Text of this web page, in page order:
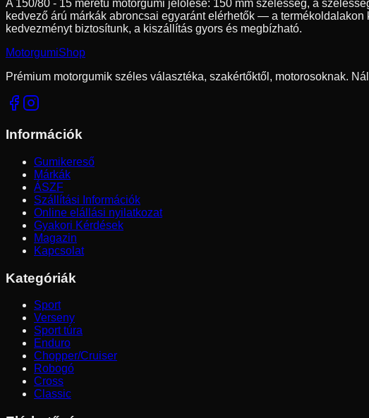
A 150/80 - 15 méretű motorgumi jelölése: 150 mm szélesség, a
kedvező árú márkák abroncsai egyaránt elérhetők — a
kedvezményt biztosítunk, a kiszállítás gyors és megbízható.
MotorgumiShop
Prémium motorgumik széles választéka, szakértőktől, motorosoknak.
Információk
Gumikereső
Márkák
ÁSZF
Szállítási Információk
Online elállási nyilatkozat
Gyakori Kérdések
Magazin
Kapcsolat
Kategóriák
Sport
Verseny
Sport túra
Enduro
Chopper/Cruiser
Robogó
Cross
Classic